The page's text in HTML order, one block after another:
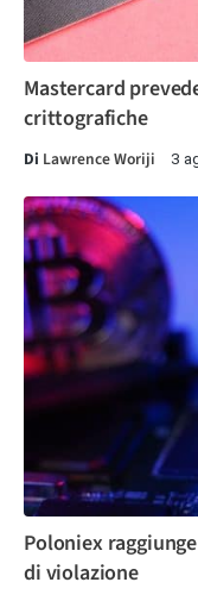
Mastercard
crittografiche
Di Lawrence Woriji 3
Poloniex
di violazione